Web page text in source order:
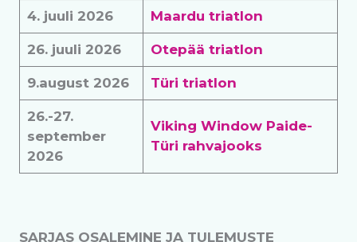
4. juuli 2026 Maardu triatlon
26. juuli 2026 Otepää triatlon
9.august 2026 Türi triatlon
26.-27.
september
2026
Viking Window Paide-
Türi rahvajooks
SARJAS OSALEMINE JA TULEMUSTE